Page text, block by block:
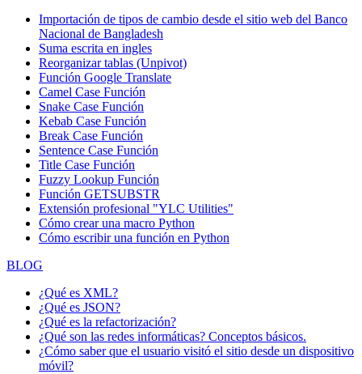
Importación de tipos de cambio desde el sitio web del Banco
Nacional de Bangladesh
Suma escrita en ingles
Reorganizar tablas (Unpivot)
Función Google Translate
Camel Case Función
Snake Case Función
Kebab Case Función
Break Case Función
Sentence Case Función
Title Case Función
Fuzzy Lookup Función
Función GETSUBSTR
Extensión profesional "YLC Utilities"
Cómo crear una macro Python
Cómo escribir una función en Python
BLOG
¿Qué es XML?
¿Qué es JSON?
¿Qué es la refactorización?
¿Qué son las redes informáticas? Conceptos básicos.
¿Cómo saber que el usuario visitó el sitio desde un dispositivo
móvil?